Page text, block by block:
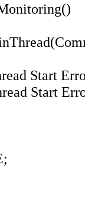
Start
Start